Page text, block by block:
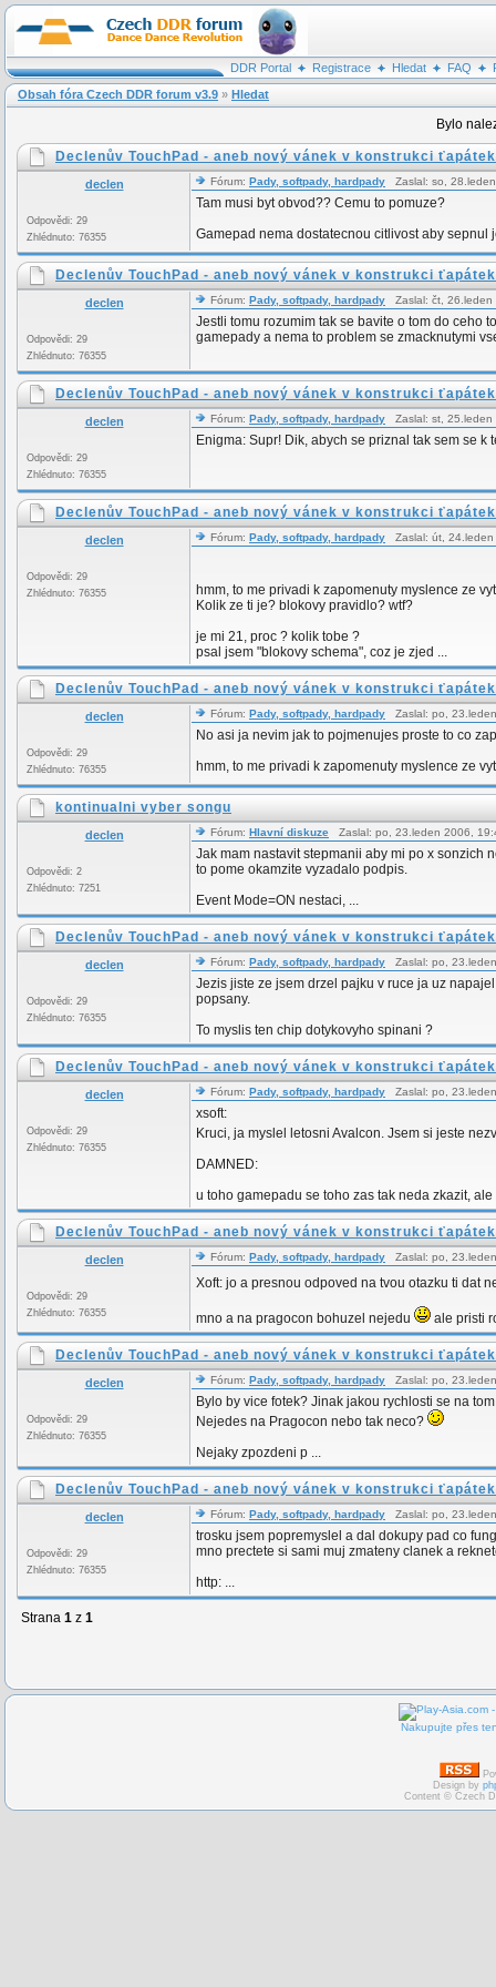
DDR Portal Registrace Hledat FAQ
Obsah fóra Czech DDR forum v3.9 » Hledat
Bylo
Declenův TouchPad - aneb nový vánek v konstrukci ťapátek
declen
Odpovědi: 29
Zhlédnuto: 76355
Fórum: Pady, softpady, hardpady Zaslal: so,
Tam musi byt obvod?? Cemu to pomuze?
Gamepad nema dostatecnou citlivost aby sepnul
Declenův TouchPad - aneb nový vánek v konstrukci ťapátek
declen
Odpovědi: 29
Zhlédnuto: 76355
Fórum: Pady, softpady, hardpady Zaslal: čt,
Jestli tomu rozumim tak se bavite o tom do ceho
gamepady a nema to problem se zmacknutymi
Declenův TouchPad - aneb nový vánek v konstrukci ťapátek
declen
Odpovědi: 29
Zhlédnuto: 76355
Fórum: Pady, softpady, hardpady Zaslal: st,
Enigma: Supr! Dik, abych se priznal tak sem se
Declenův TouchPad - aneb nový vánek v konstrukci ťapátek
declen
Odpovědi: 29
Zhlédnuto: 76355
Fórum: Pady, softpady, hardpady Zaslal: út,
hmm, to me privadi k zapomenuty myslence ze
Kolik ze ti je? blokovy pravidlo? wtf?
je mi 21, proc ? kolik tobe ?
psal jsem "blokovy schema", coz je zjed ...
Declenův TouchPad - aneb nový vánek v konstrukci ťapátek
declen
Odpovědi: 29
Zhlédnuto: 76355
Fórum: Pady, softpady, hardpady Zaslal: po,
No asi ja nevim jak to pojmenujes proste to co
hmm, to me privadi k zapomenuty myslence ze
kontinualni vyber songu
declen
Odpovědi: 2
Zhlédnuto: 7251
Fórum: Hlavní diskuze Zaslal: po, 23.leden 2006,
Jak mam nastavit stepmanii aby mi po x sonzich
to pome okamzite vyzadalo podpis.
Event Mode=ON nestaci, ...
Declenův TouchPad - aneb nový vánek v konstrukci ťapátek
declen
Odpovědi: 29
Zhlédnuto: 76355
Fórum: Pady, softpady, hardpady Zaslal: po,
Jezis jiste ze jsem drzel pajku v ruce ja uz
popsany.
To myslis ten chip dotykovyho spinani ?
Declenův TouchPad - aneb nový vánek v konstrukci ťapátek
declen
Odpovědi: 29
Zhlédnuto: 76355
Fórum: Pady, softpady, hardpady Zaslal: po,
xsoft:
Kruci, ja myslel letosni Avalcon. Jsem si jeste
DAMNED:
u toho gamepadu se toho zas tak neda zkazit,
Declenův TouchPad - aneb nový vánek v konstrukci ťapátek
declen
Odpovědi: 29
Zhlédnuto: 76355
Fórum: Pady, softpady, hardpady Zaslal: po,
Xoft: jo a presnou odpoved na tvou otazku ti dat
mno a na pragocon bohuzel nejedu ale pristi
Declenův TouchPad - aneb nový vánek v konstrukci ťapátek
declen
Odpovědi: 29
Zhlédnuto: 76355
Fórum: Pady, softpady, hardpady Zaslal: po,
Bylo by vice fotek? Jinak jakou rychlosti se na
Nejedes na Pragocon nebo tak neco?
Nejaky zpozdeni p ...
Declenův TouchPad - aneb nový vánek v konstrukci ťapátek
declen
Odpovědi: 29
Zhlédnuto: 76355
Fórum: Pady, softpady, hardpady Zaslal: po,
trosku jsem popremyslel a dal dokupy pad co
mno prectete si sami muj zmateny clanek a
http: ...
Strana 1 z 1
Nakupujte přes
Design by
Content © Czech